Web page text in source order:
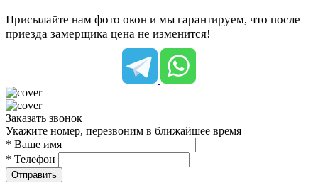
Присылайте нам фото окон и мы гарантируем, что после
приезда замерщика цена не изменится!
Заказать звонок
Укажите номер, перезвоним в ближайшее время
* Ваше имя
* Телефон
Отправить